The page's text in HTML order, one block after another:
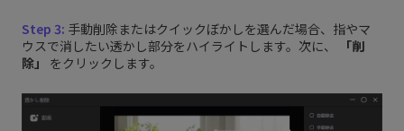
Step 3: 手動削除またはクイックぼかしを選んだ場合、指やマ
ウスで消したい透かし部分をハイライトします。次に、
「削
除」 をクリックします。